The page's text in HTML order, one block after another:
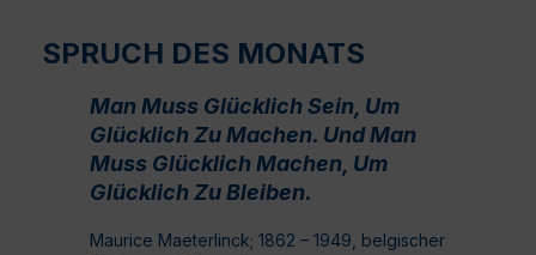
SPRUCH DES MONATS
Man Muss Glücklich Sein, Um
Glücklich Zu Machen. Und Man
Muss Glücklich Machen, Um
Glücklich Zu Bleiben.
Maurice Maeterlinck; 1862 – 1949, belgischer